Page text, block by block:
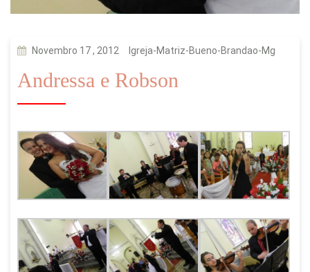
Novembro 17 , 2012 Igreja-Matriz-Bueno-Brandao-Mg
Andressa e Robson